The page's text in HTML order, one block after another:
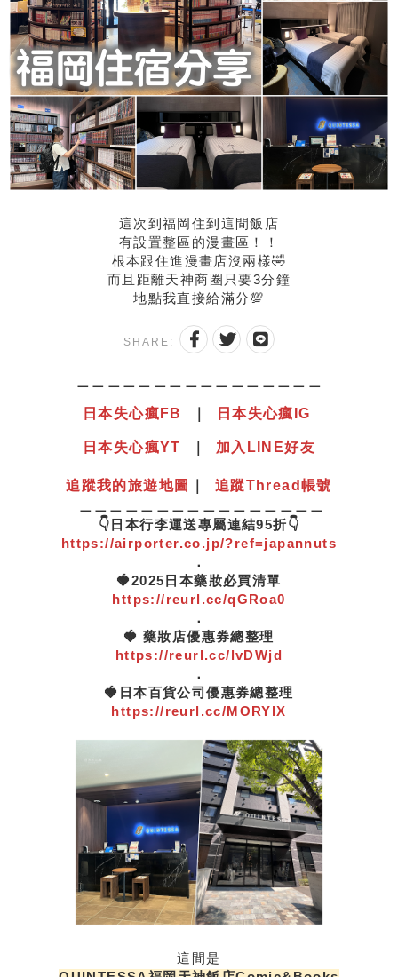
這次到福岡住到這間飯店
有設置整區的漫畫區！！
根本跟住進漫畫店沒兩樣🤣
而且距離天神商圈只要3分鐘
地點我直接給滿分💯
SHARE:
日本失心瘋 F B 日本失心瘋IG
日本失心瘋YT 加入LINE好友
追蹤我的旅遊地圖
追蹤Thread帳號
👇日本行李運送專屬連結95折👇
https://airporter.co.jp/?ref=japannuts
．
🍓2025日本藥妝必買清單
https://reurl.cc/qGRoa0
．
🍓 藥妝店優惠券總整理
https://reurl.cc/lvDWjd
．
🍓日本百貨公司優惠券總整理
https://reurl.cc/MORYlX
這間是